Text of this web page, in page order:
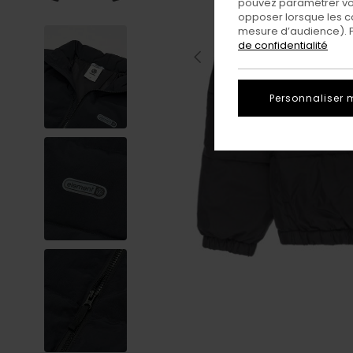
opposer lorsque les
mesure d’audience).
de confidentialité
Personnaliser